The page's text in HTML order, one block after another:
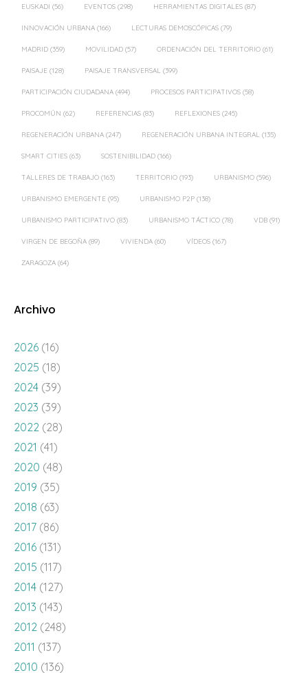
EUSKADI (56) EVENTOS (298) HERRAMIENTAS DIGITALES (87)
INNOVACIÓN URBANA (166) LECTURAS DEMOSCÓPICAS (79)
MADRID (359) MOVILIDAD (57) ORDENACIÓN DEL TERRITORIO (61)
PAISAJE (128) PAISAJE TRANSVERSAL (399)
PARTICIPACIÓN CIUDADANA (494) PROCESOS PARTICIPATIVOS (58)
PROCOMÚN (62) REFERENCIAS (83) REFLEXIONES (245)
REGENERACIÓN URBANA (247) REGENERACIÓN URBANA INTEGRAL (135)
SMART CITIES (63) SOSTENIBILIDAD (166)
TALLERES DE TRABAJO (163) TERRITORIO (193) URBANISMO (596)
URBANISMO EMERGENTE (95) URBANISMO P2P (138)
URBANISMO PARTICIPATIVO (83) URBANISMO TÁCTICO (78) VDB (91)
VIRGEN DE BEGOÑA (89) VIVIENDA (60) VÍDEOS (167)
ZARAGOZA (64)
Archivo
2026 (16)
2025 (18)
2024 (39)
2023 (39)
2022 (28)
2021 (41)
2020 (48)
2019 (35)
2018 (63)
2017 (86)
2016 (131)
2015 (117)
2014 (127)
2013 (143)
2012 (248)
2011 (137)
2010 (136)